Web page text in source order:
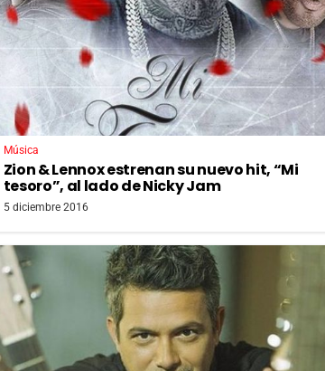
Música
Zion & Lennox estrenan su nuevo hit, “Mi
tesoro”, al lado de Nicky Jam
5 diciembre 2016